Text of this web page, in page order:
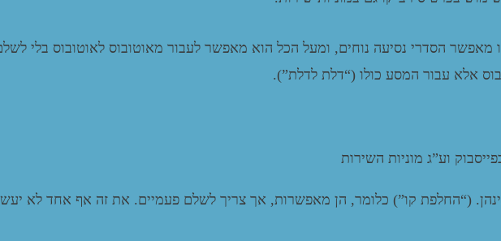
מאפשר הסדרי נסיעה נוחים, ומעל הכל הוא מאפשר לעבור מאוטובוס לאוטובוס בלי
אלא עבור המסע כולו (“דלת לדלת”).
וע”ג מוניות השירות
(“החלפת קו”) כלומר, הן מאפשרות, אך צריך לשלם פעמיים. את זה אף אחד לא